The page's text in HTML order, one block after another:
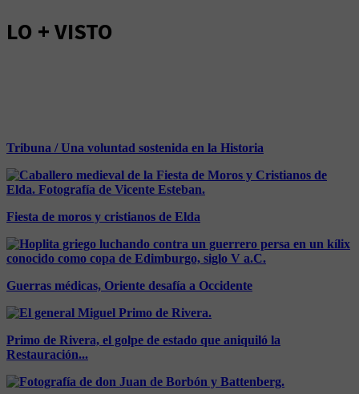
LO + VISTO
Tribuna / Una voluntad sostenida en la Historia
Fiesta de moros y cristianos de Elda
Guerras médicas, Oriente desafía a Occidente
Primo de Rivera, el golpe de estado que aniquiló la
Restauración...